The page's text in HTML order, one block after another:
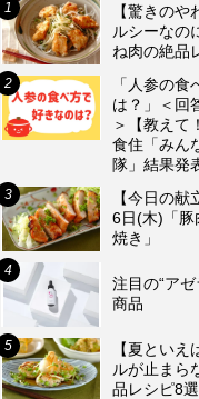
【驚きの
ルシーなの
ね肉の絶品
「人参の
は？」＜回
＞【教えて
食住「みん
隊」結果発
【今日の献
6日(木)「豚
焼き」
注目の“ア
商品
【夏とい
ルが止まら
品レシピ8選